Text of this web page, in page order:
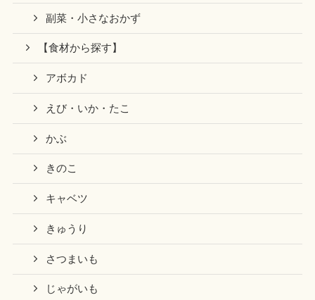
副菜・小さなおかず
【食材から探す】
アボカド
えび・いか・たこ
かぶ
きのこ
キャベツ
きゅうり
さつまいも
じゃがいも